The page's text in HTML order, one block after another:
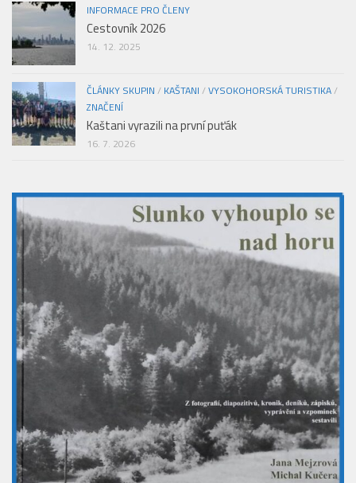
INFORMACE PRO ČLENY
Cestovník 2026
14. 12. 2025
ČLÁNKY SKUPIN / KAŠTANI /VYSOKOHORSKÁ TURISTIKA/
ZNAČENÍ
Kaštani vyrazili na první puťák
16. 7. 2026